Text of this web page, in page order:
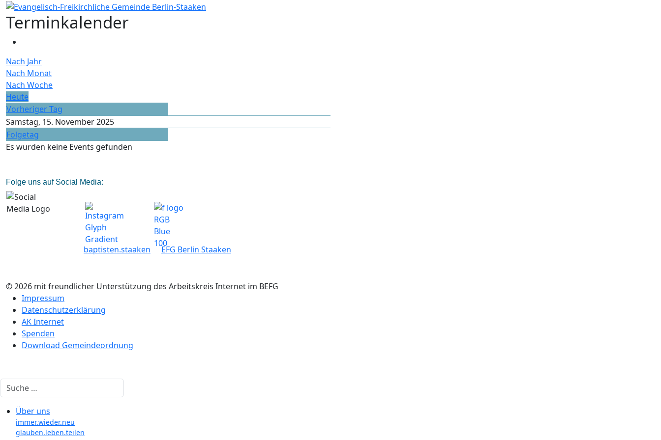
Terminkalender
Nach Jahr
Nach Monat
Nach Woche
Heute
Vorheriger Tag
Samstag, 15. November 2025
Folgetag
Es wurden keine Events gefunden
Folge uns auf Social Media:
baptisten.staaken EFG Berlin Staaken
© 2026 mit freundlicher Unterstützung des Arbeitskreis Internet im BEFG
Impressum
Datenschutzerklärung
AK Internet
Spenden
Download Gemeindeordnung
Suchen
Über uns
immer.wieder.neu
glauben.leben.teilen